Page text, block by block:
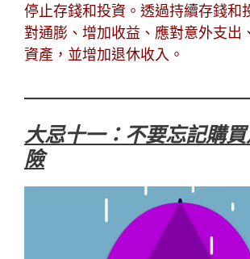
停止存錢和投資。透過持續存錢和
對通膨、增加收益、應對意外支出
資產，並增加退休收入。
大忌十一：不要忘記購
險